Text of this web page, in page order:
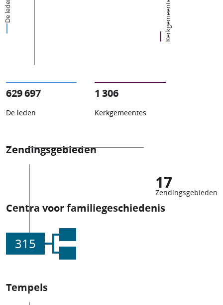
De leden Kerkgemeentes
629 697
De leden
1 306
Kerkgemeentes
Zendingsgebieden
17
Zendingsgebieden
Centra voor familiegeschiedenis
315
Tempels